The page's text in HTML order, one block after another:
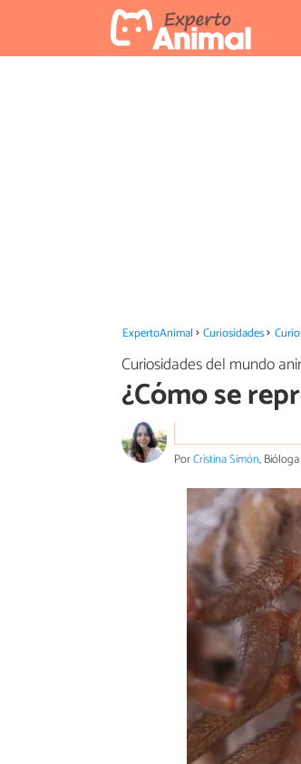
ExpertoAnimal Curiosidades
Curiosidades del mundo
¿Cómo se
PorCristina Simón,